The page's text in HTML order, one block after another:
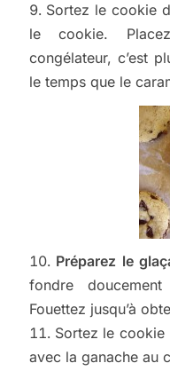
Sortez le cookie
le cookie.
congélateur, c’est
le temps que le
Préparez le
fondre
Fouettez jusqu’à
Sortez le
avec la ganache au